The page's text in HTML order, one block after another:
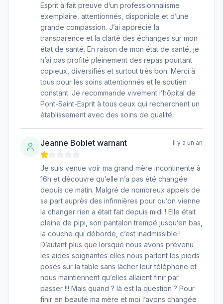
Esprit à fait preuve d’un professionnalisme
exemplaire, attentionnés, disponible et d’une
grande compassion. J’ai apprécié la
transparence et la clarté des échanges sur mon
état de santé. En raison de mon état de santé, je
n’ai pas profité pleinement des repas pourtant
copieux, diversifiés et surtout très bon. Merci à
tous pour les soins attentionnés et le soutien
constant. Je recommande vivement l’hôpital de
Pont-Saint-Esprit à tous ceux qui recherchent un
établissement avec des soins de qualité.
Jeanne Boblet warnant il y a un an
Je suis venue voir ma grand mère incontinente à
16h et découvre qu’elle n’a pas été changée
depuis ce matin. Malgré de nombreux appels de
sa part auprès des infirmières pour qu’on vienne
la changer rien a était fait depuis midi ! Elle était
pleine de pipi, son pantalon trempé jusqu’en bas,
la couche qui déborde, c’est inadmissible !
D’autant plus que lorsque nous avons prévenu
les aides soignantes elles nous parlent les pieds
posés sur la table sans lâcher leur téléphone et
nous maintiennent qu’elles allaient finir par
passer !!! Mais quand ? là est la question ? Pour
finir en beauté ma mère et moi l’avons changée